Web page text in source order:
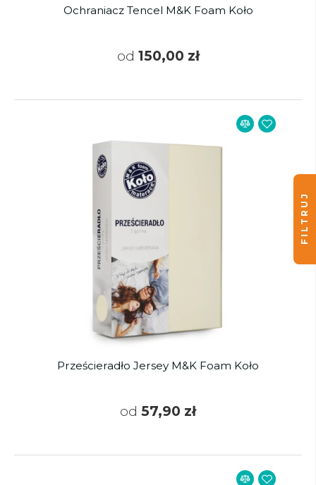
Ochraniacz Tencel M&K Foam Koło
od 150,00 zł
Prześcieradło Jersey M&K Foam Koło
od 57,90 zł
FILTRUJ